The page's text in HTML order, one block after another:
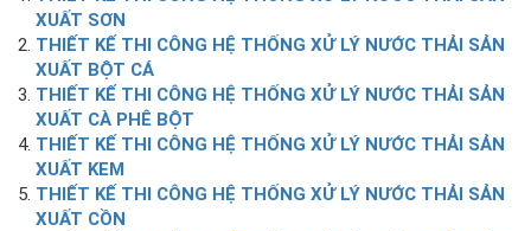
XUẤT SƠN
THIẾT KẾ THI CÔNG HỆ THỐNG XỬ LÝ NƯỚC THẢI SẢN
XUẤT BỘT CÁ
THIẾT KẾ THI CÔNG HỆ THỐNG XỬ LÝ NƯỚC THẢI SẢN
XUẤT CÀ PHÊ BỘT
THIẾT KẾ THI CÔNG HỆ THỐNG XỬ LÝ NƯỚC THẢI SẢN
XUẤT KEM
THIẾT KẾ THI CÔNG HỆ THỐNG XỬ LÝ NƯỚC THẢI SẢN
XUẤT CỒN